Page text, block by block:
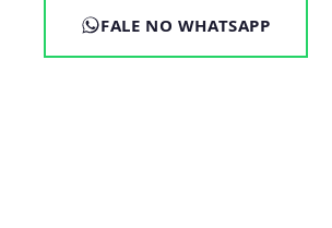
FALE NO WHATSAPP